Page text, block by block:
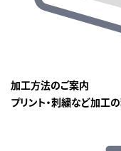
加工方法のご案内
プリント・刺繍など加工